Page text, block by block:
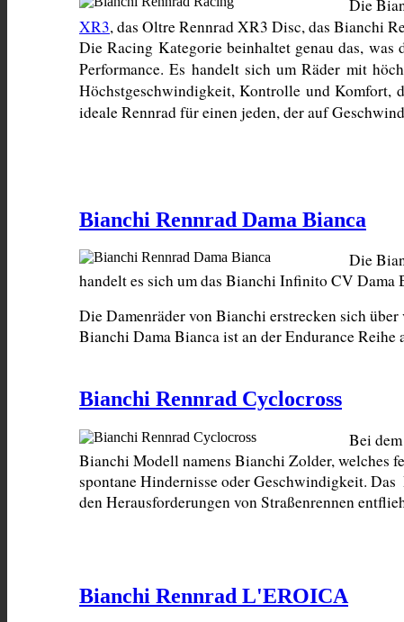
Die
XR3, das Oltre Rennrad XR3 Disc, das Bianchi
Die Racing Kategorie beinhaltet genau das,
Performance. Es handelt sich um Räder mit
Höchstgeschwindigkeit, Kontrolle und Komfort,
ideale Rennrad für einen jeden, der auf
Bianchi Rennrad Dama Bianca
Die
handelt es sich um das Bianchi Infinito CV
Die Damenräder von Bianchi erstrecken sich
Bianchi Dama Bianca ist an der Endurance
Bianchi Rennrad Cyclocross
Bei
Bianchi Modell namens Bianchi Zolder, welches
spontane Hindernisse oder Geschwindigkeit.
den Herausforderungen von Straßenrennen
Bianchi Rennrad L'EROICA